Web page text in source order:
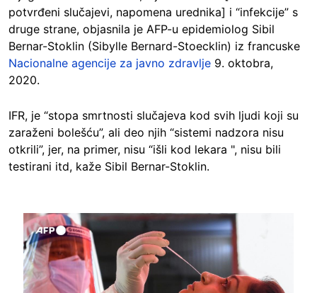
potvrđeni slučajevi, napomena urednika] i “infekcije” s
druge strane, objasnila je AFP-u epidemiolog Sibil
Bernar-Stoklin (Sibylle Bernard-Stoecklin) iz francuske
Nacionalne agencije za javno zdravlje 9. oktobra,
2020.
IFR, je “stopa smrtnosti slučajeva kod svih ljudi koji su
zaraženi bolešću”, ali deo njih “sistemi nadzora nisu
otkrili”, jer, na primer, nisu “išli kod lekara ", nisu bili
testirani itd, kaže Sibil Bernar-Stoklin.
Image